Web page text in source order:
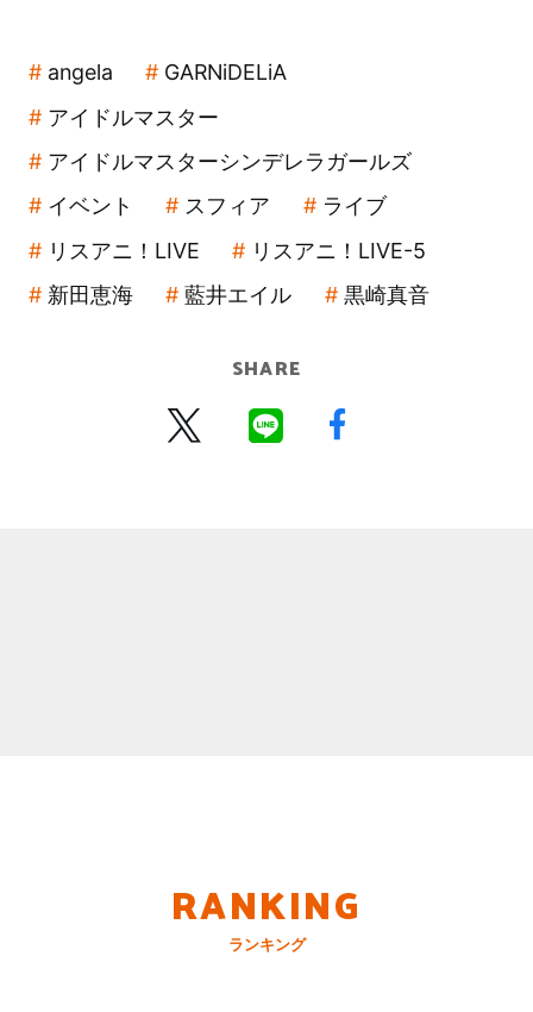
angela
GARNiDELiA
アイドルマスター
アイドルマスターシンデレラガールズ
イベント
スフィア
ライブ
リスアニ！LIVE
リスアニ！LIVE-5
新田恵海
藍井エイル 黒崎真音
SHARE
RANKING
ランキング